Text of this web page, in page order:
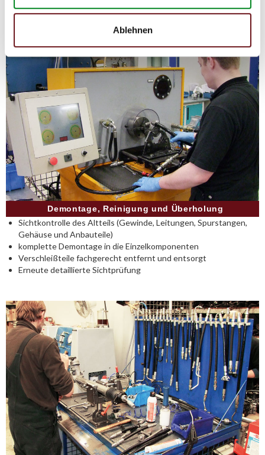
Ablehnen
Demontage, Reinigung und Überholung
Sichtkontrolle des Altteils (Gewinde, Leitungen, Spurstangen,
Gehäuse und Anbauteile)
komplette Demontage in die Einzelkomponenten
Verschleißteile fachgerecht entfernt und entsorgt
Erneute detaillierte Sichtprüfung